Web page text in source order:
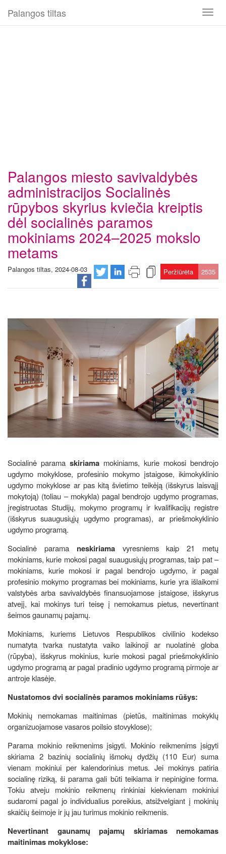
Toggle
Palangos tiltas
Palangos miesto savivaldybės
administracijos Socialinės
rūpybos skyrius kviečia kreiptis
dėl socialinės paramos
mokiniams 2024–2025 mokslo
metams
Palangos tiltas, 2024-08-03 Peržiūrėta 2535
Socialinė parama skiriama mokiniams, kurie mokosi bendrojo
ugdymo mokyklose, profesinio mokymo įstaigose, ikimokyklinio
ugdymo mokyklose ar pas kitą švietimo teikėją (išskyrus laisvąjį
mokytoją) (toliau – mokykla) pagal bendrojo ugdymo programas,
įregistruotas Studijų, mokymo programų ir kvalifikacijų registre
(išskyrus suaugusiųjų ugdymo programas), ar priešmokyklinio
ugdymo programą.
Socialinė parama neskiriamavyresniems kaip 21 metų
mokiniams, kurie mokosi pagal suaugusiųjų programas, taip pat –
mokiniams, kurie mokosi ir pagal bendrojo ugdymo, ir pagal
profesinio mokymo programas bei mokiniams, kurie yra išlaikomi
valstybės arba savivaldybės finansuojamose įstaigose, išskyrus
atvejį, kai mokinys turi teisę į nemokamus pietus, nevertinant
šeimos gaunamų pajamų.
Mokiniams, kuriems Lietuvos Respublikos civilinio kodekso
numatyta tvarka nustatyta vaiko laikinoji ar nuolatinė globa
(rūpyba), išskyrus mokinius, kurie mokosi pagal priešmokyklinio
ugdymo programą ar pagal pradinio ugdymo programą pirmoje ar
antroje klasėje.
Nustatomos dvi socialinės paramos mokiniams rūšys:
Mokinių nemokamas maitinimas (pietūs, maitinimas mokyklų
organizuojamose vasaros poilsio stovyklose);
Parama mokinio reikmenims įsigyti. Mokinio reikmenims įsigyti
skiriama 2 bazinių socialinių išmokų dydžių (110 Eur) suma
vienam mokiniui per kalendorinius metus. Jei mokinys patiria
socialinę riziką, ši parama gali būti teikiama ir nepinigine forma.
Tokiu atveju mokinio reikmenų rinkiniai kiekvienam mokiniui
sudaromi pagal jo individualius poreikius, atsižvelgiant į mokinių
skaičių šeimoje ir jų jau turimus mokinio reikmenis.
Nevertinant gaunamų pajamų skiriamas nemokamas
maitinimas mokyklose: